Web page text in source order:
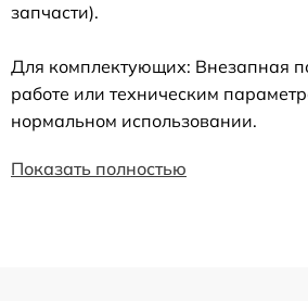
запчасти).
Для комплектующих: Внезапная
работе или техническим
нормальном использовании.
Показать полностью